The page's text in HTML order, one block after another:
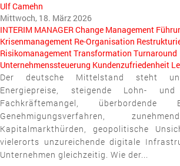
Ulf Camehn
Mittwoch, 18. März 2026
INTERIM MANAGERChange Management
Krisenmanagement Re-Organisation
RisikomanagementTransformation Turnaround
Unternehmenssteuerung Kundenzufriedenheit
Der deutsche Mittelstand steht
Energiepreise, steigende Lohn- und
Fachkräftemangel, überbordende
Genehmigungsverfahren,
Kapitalmarkthürden, geopolitische
vielerorts unzureichende digitale
Unternehmen gleichzeitig. Wie der...